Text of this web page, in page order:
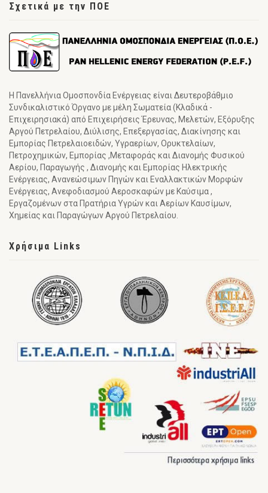
Σχετικά με την ΠΟΕ
Η Πανελλήνια Ομοσπονδία Ενέργειας είναι Δευτεροβάθμιο
Συνδικαλιστικό Όργανο με μέλη Σωματεία (Κλαδικά -
Επιχειρησιακά) από Επιχειρήσεις Έρευνας, Μελετών, Εξόρυξης
Αργού Πετρελαίου, Διύλισης, Επεξεργασίας, Διακίνησης και
Εμπορίας Πετρελαιοειδών, Υγραερίων, Ορυκτελαίων,
Πετροχημικών, Εμπορίας ,Μεταφοράς και Διανομής Φυσικού
Αερίου, Παραγωγής , Διανομής και Εμπορίας Ηλεκτρικής
Ενέργειας, Ανανεώσιμων Πηγών και Εναλλακτικών Μορφών
Ενέργειας, Ανεφοδιασμού Αεροσκαφών με Καύσιμα ,
Εργαζομένων στα Πρατήρια Υγρών και Αερίων Καυσίμων,
Χημείας και Παραγώγων Αργού Πετρελαίου.
Χρήσιμα Links